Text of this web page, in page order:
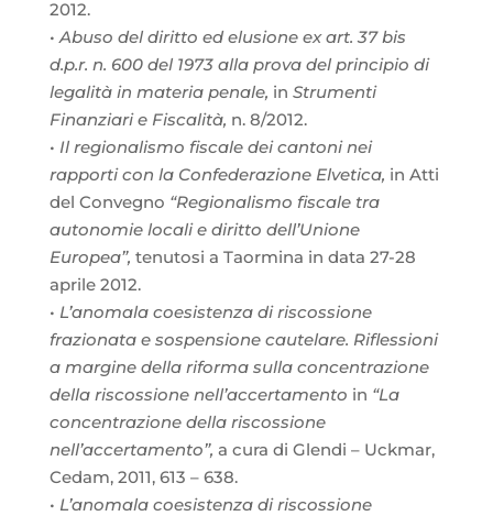
2012.
• Abuso del diritto ed elusione ex art. 37 bis
d.p.r. n. 600 del 1973 alla prova del principio di
legalità in materia penale, in Strumenti
Finanziari e Fiscalità, n. 8/2012.
• Il regionalismo fiscale dei cantoni nei
rapporti con la Confederazione Elvetica, in Atti
del Convegno “Regionalismo fiscale tra
autonomie locali e diritto dell’Unione
Europea”, tenutosi a Taormina in data 27-28
aprile 2012.
• L’anomala coesistenza di riscossione
frazionata e sospensione cautelare. Riflessioni
a margine della riforma sulla concentrazione
della riscossione nell’accertamento in “La
concentrazione della riscossione
nell’accertamento”, a cura di Glendi – Uckmar,
Cedam, 2011, 613 – 638.
• L’anomala coesistenza di riscossione